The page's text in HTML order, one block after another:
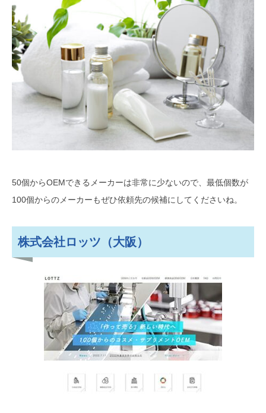
50個からOEMできるメーカーは非常に少ないので、最低個数が
100個からのメーカーもぜひ依頼先の候補にしてくださいね。
株式会社ロッツ（大阪）